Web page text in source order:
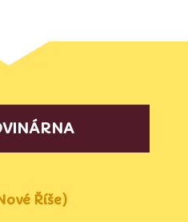
Říše)